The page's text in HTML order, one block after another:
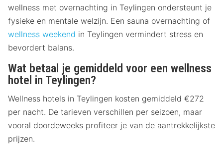
wellness met overnachting in Teylingen ondersteunt je
fysieke en mentale welzijn. Een sauna overnachting of
wellness weekend in Teylingen vermindert stress en
bevordert balans.
Wat betaal je gemiddeld voor een wellness
hotel in Teylingen?
Wellness hotels in Teylingen kosten gemiddeld €272
per nacht. De tarieven verschillen per seizoen, maar
vooral doordeweeks profiteer je van de aantrekkelijkste
prijzen.